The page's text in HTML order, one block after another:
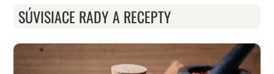
SÚVISIACE RADY A RECEPTY